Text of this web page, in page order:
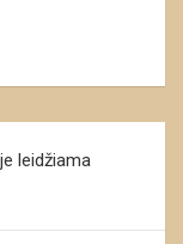
leidžiama